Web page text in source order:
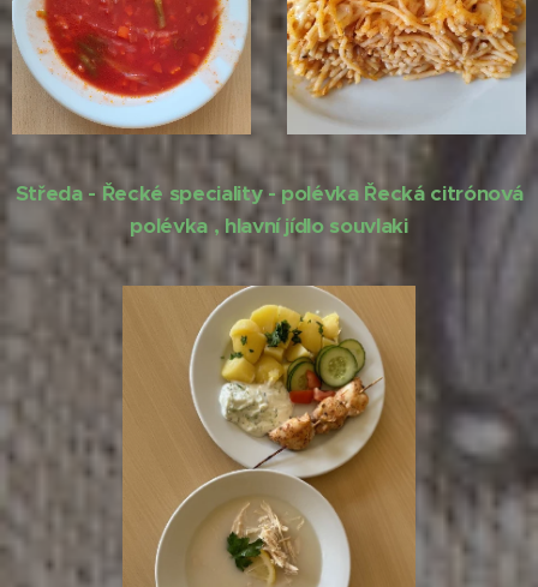
Středa - Řecké speciality - polévka Řecká citrónová
polévka , hlavní jídlo souvlaki